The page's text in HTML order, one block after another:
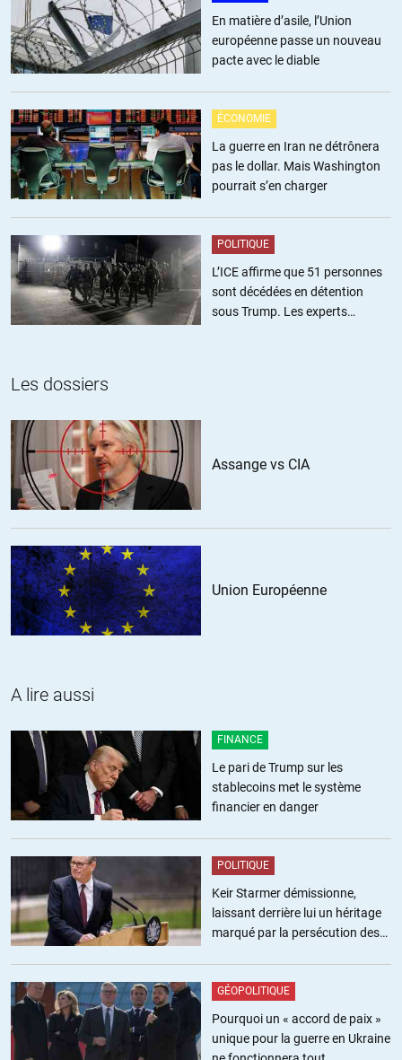
En matière d’asile, l’Union
européenne passe un nouveau
pacte avec le diable
ÉCONOMIE
La guerre en Iran ne détrônera
pas le dollar. Mais Washington
pourrait s’en charger
POLITIQUE
L’ICE affirme que 51 personnes
sont décédées en détention
sous Trump. Les experts
Les dossiers
Assange vs CIA
Union Européenne
A lire aussi
FINANCE
Le pari de Trump sur les
stablecoins met le système
financier en danger
POLITIQUE
Keir Starmer démissionne,
laissant derrière lui un héritage
marqué par la persécution des
GÉOPOLITIQUE
Pourquoi un « accord de paix »
unique pour la guerre en Ukraine